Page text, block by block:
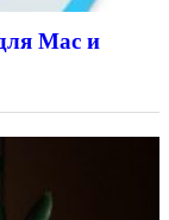
Mac и